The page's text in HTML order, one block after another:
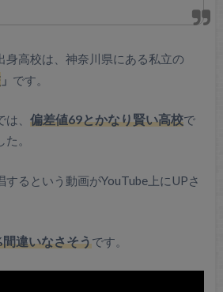
身高校は、神奈川県にある私立の
」 です。
、 偏差値69とかなり賢い高校で
。
するという動画がYouTube上にUPさ
間違いなさそうです。